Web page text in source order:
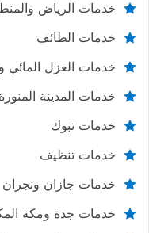
خدمات الرياض
خدمات الطائف
خدمات العزل المائي
خدمات المدينة المنورة
خدمات تبوك
خدمات تنظيف
خدمات جازان ونجران
خدمات جدة ومكة